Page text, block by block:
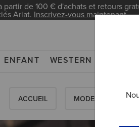
partir de 100 € d'achats et retours
Ariat. Inscrivez-vous maintenant
ENFANT WESTERN
ACCUEIL MODES D'EMPLOI